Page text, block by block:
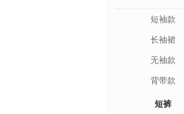
短袖款
长袖裙
无袖款
背带款
短裤